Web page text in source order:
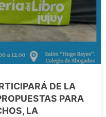
DE LA
PARA
LA